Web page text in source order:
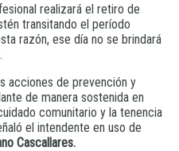
realizará el retiro de
transitando el período
razón, ese día no se brindará
acciones de prevención y
de manera sostenida en
comunitario y la tenencia
el intendente en uso de
Cascallares.